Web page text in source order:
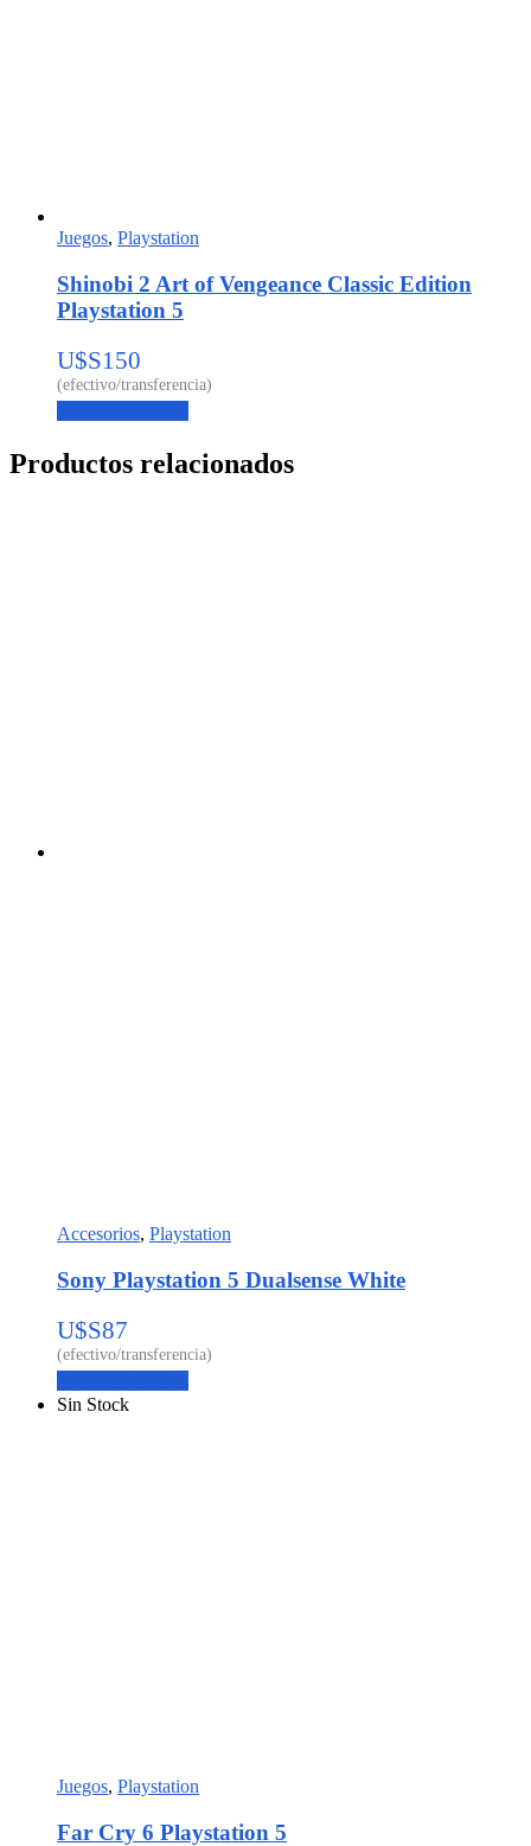
Juegos, Playstation
Shinobi 2 Art of Vengeance Classic Edition
Playstation 5
U$S150
Productos relacionados
Accesorios, Playstation
Sony Playstation 5 Dualsense White
U$S87
Sin Stock
Juegos, Playstation
Far Cry 6 Playstation 5